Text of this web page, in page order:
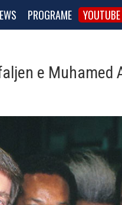
PROGRAME YOUTUBE
e Muhamed